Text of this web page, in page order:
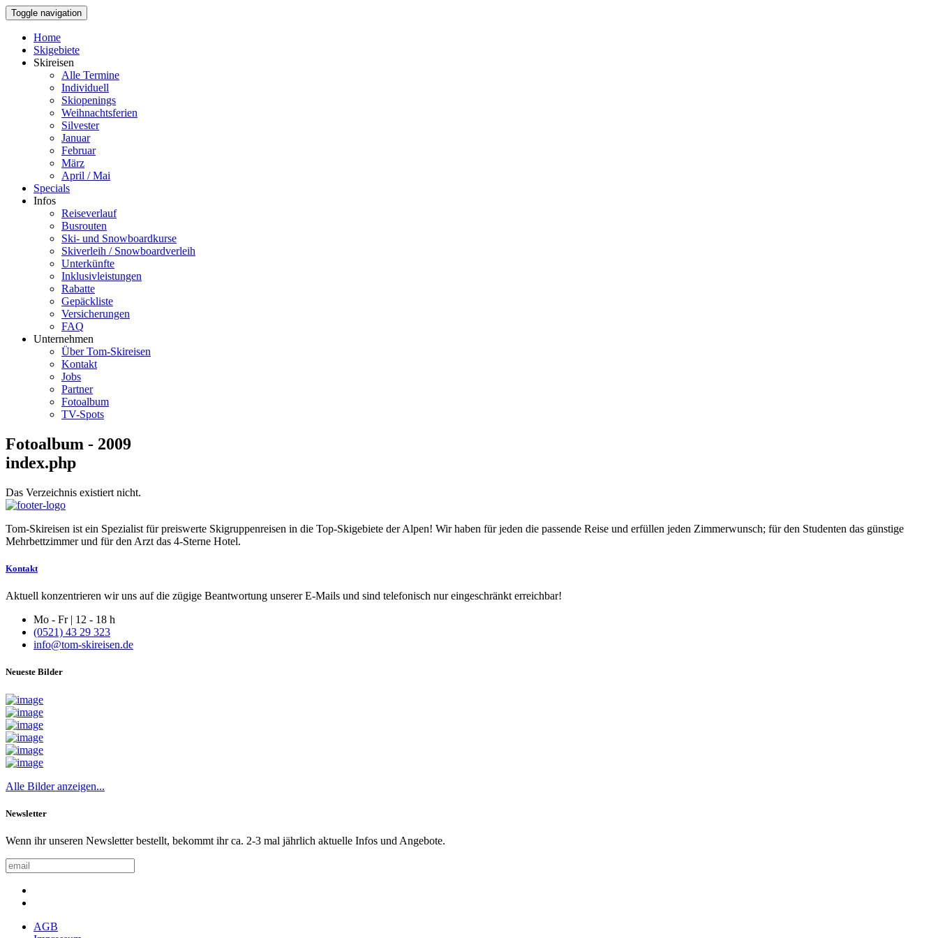
Toggle navigation
Home
Skigebiete
Skireisen
Alle Termine
Individuell
Skiopenings
Weihnachtsferien
Silvester
Januar
Februar
März
April / Mai
Specials
Infos
Reiseverlauf
Busrouten
Ski- und Snowboardkurse
Skiverleih / Snowboardverleih
Unterkünfte
Inklusivleistungen
Rabatte
Gepäckliste
Versicherungen
FAQ
Unternehmen
Über Tom-Skireisen
Kontakt
Jobs
Partner
Fotoalbum
TV-Spots
Fotoalbum - 2009
index.php
Das Verzeichnis existiert nicht.
Tom-Skireisen ist ein Spezialist für preiswerte Skigruppenreisen in die Top-Skigebiete der Alpen! Wir haben für jeden die passende Reise und erfüllen jeden Zimmerwunsch; für den Studenten das günstige
Mehrbettzimmer und für den Arzt das 4-Sterne Hotel.
Kontakt
Aktuell konzentrieren wir uns auf die zügige Beantwortung unserer E-Mails und sind telefonisch nur eingeschränkt erreichbar!
Mo - Fr | 12 - 18 h
(0521) 43 29 323
info@tom-skireisen.de
Neueste Bilder
Alle Bilder anzeigen...
Newsletter
Wenn ihr unseren Newsletter bestellt, bekommt ihr ca. 2-3 mal jährlich aktuelle Infos und Angebote.
AGB